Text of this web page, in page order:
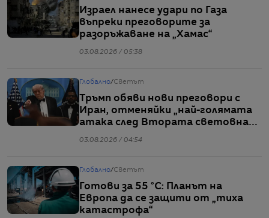
Израел нанесе удари по Газа
въпреки преговорите за
разоръжаване на „Хамас“
03.08.2026 / 05:38
Глобално/Светът
Тръмп обяви нови преговори с
Иран, отменяйки „най-голямата
атака след Втората световна
03.08.2026 / 04:54
Глобално/Светът
Готови за 55 °C: Планът на
Европа да се защити от „тиха
катастрофа“